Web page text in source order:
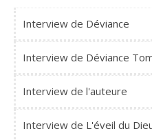
Interview de Déviance
Interview de Déviance
Interview de l'auteure
Interview de L'éveil du